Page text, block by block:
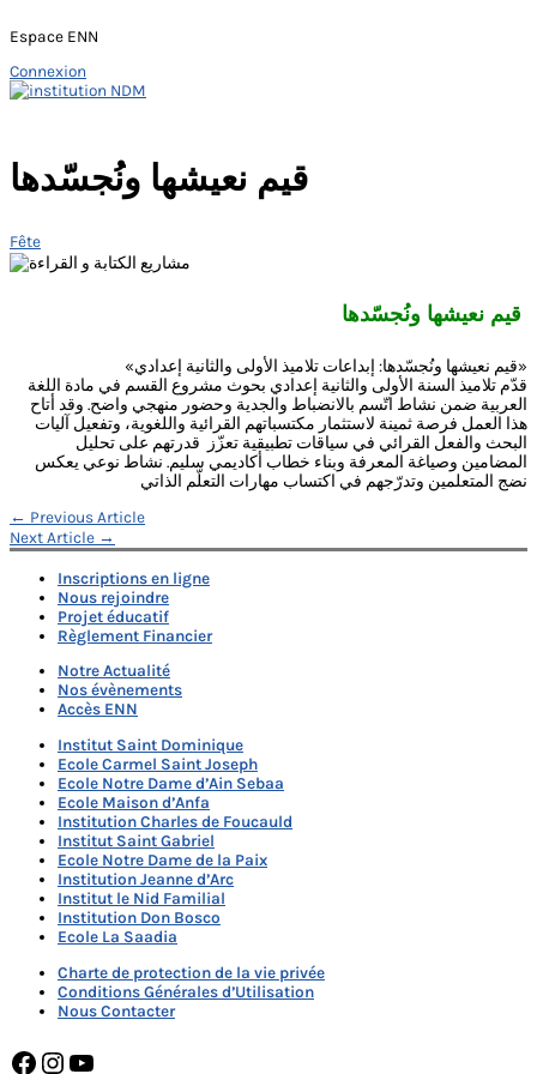
Espace ENN
Connexion
Skip
قيم نعيشها ونُجسّدها
Fête
«قيم نعيشها ونُجسّدها: إبداعات تلاميذ الأولى والثانية إعدادي»
قدّم تلاميذ السنة الأولى والثانية إعدادي بحوث مشروع القسم في مادة اللغة
العربية ضمن نشاط اتّسم بالانضباط والجدية وحضور منهجي واضح. وقد أتاح
هذا العمل فرصة ثمينة لاستثمار مكتسباتهم القرائية واللغوية، وتفعيل آليات
البحث والفعل القرائي في سياقات تطبيقية تعزّز قدرتهم على تحليل
المضامين وصياغة المعرفة وبناء خطاب أكاديمي سليم. نشاط نوعي يعكس
نضج المتعلمين وتدرّجهم في اكتساب مهارات التعلّم الذاتي
Navigation
de
l’article
← Previous Article
Next Article →
Inscriptions en ligne
Nous rejoindre
Projet éducatif
Règlement Financier
Notre Actualité
Nos évènements
Accès ENN
Institut Saint Dominique
Ecole Carmel Saint Joseph
Ecole Notre Dame d’Ain Sebaa
Ecole Maison d’Anfa
Institution Charles de Foucauld
Institut Saint Gabriel
Ecole Notre Dame de la Paix
Institution Jeanne d’Arc
Institut le Nid Familial
Institution Don Bosco
Ecole La Saadia
Charte de protection de la vie privée
Conditions Générales d’Utilisation
Nous Contacter
Facebook
Instagram
YouTube